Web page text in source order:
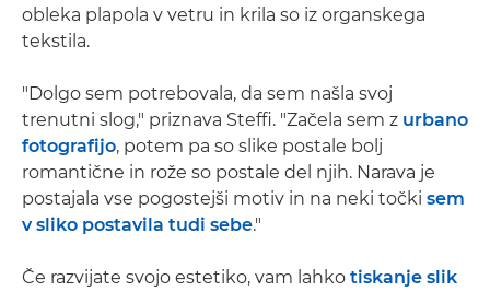
obleka plapola v vetru in krila so iz organskega
tekstila.
"Dolgo sem potrebovala, da sem našla svoj
trenutni slog," priznava Steffi. "Začela sem z urbano
fotografijo, potem pa so slike postale bolj
romantične in rože so postale del njih. Narava je
postajala vse pogostejši motiv in na neki točki sem
v sliko postavila tudi sebe."
Če razvijate svojo estetiko, vam lahko tiskanje slik